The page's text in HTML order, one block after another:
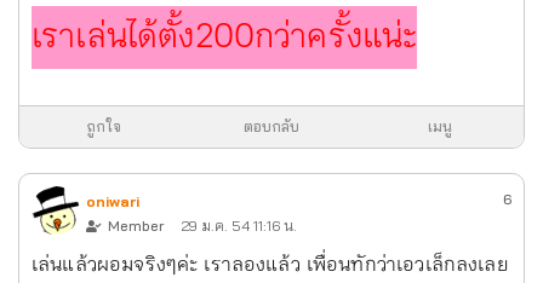
เราเล่นได้ตั้ง200กว่าครั้งแน่ะ
ถูกใจ ตอบกลับ เมนู
oniwari
Member
29 ม.ค. 54 11:16 น.
6
เล่นแล้วผอมจริงๆค่ะ เราลองแล้ว เพื่อนทักว่าเอวเล็กลงเลย